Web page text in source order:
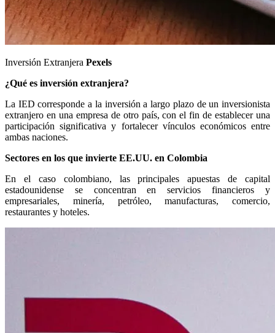
Inversión Extranjera Pexels
¿Qué es inversión extranjera?
La IED corresponde a la inversión a largo plazo de un inversionista
extranjero en una empresa de otro país, con el fin de establecer una
participación significativa y fortalecer vínculos económicos entre
ambas naciones.
Sectores en los que invierte EE.UU. en Colombia
En el caso colombiano, las principales apuestas de capital
estadounidense se concentran en servicios financieros y
empresariales, minería, petróleo, manufacturas, comercio,
restaurantes y hoteles.